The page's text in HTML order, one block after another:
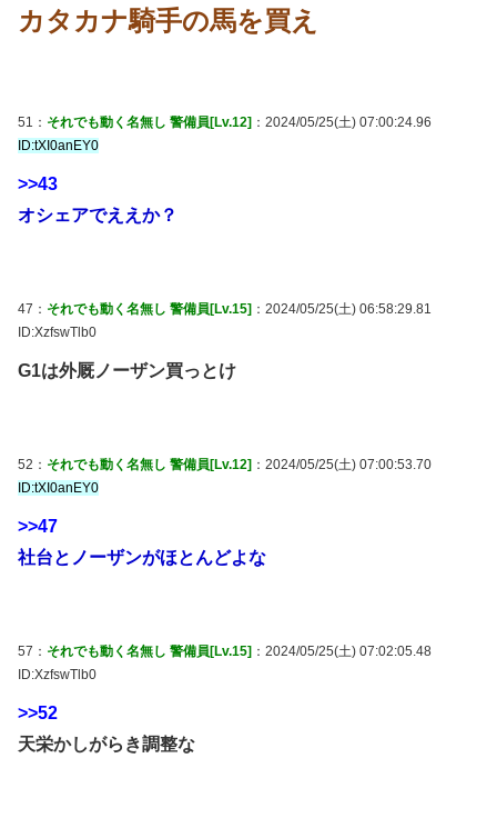
カタカナ騎手の馬を買え
51： それでも動く名無し 警備員[Lv.12] ：2024/05/25(土) 07:00:24.96
ID:tXI0anEY0
>>43
オシェアでええか？
47： それでも動く名無し 警備員[Lv.15] ：2024/05/25(土) 06:58:29.81
ID:XzfswTlb0
G1は外厩ノーザン買っとけ
52： それでも動く名無し 警備員[Lv.12] ：2024/05/25(土) 07:00:53.70
ID:tXI0anEY0
>>47
社台とノーザンがほとんどよな
57： それでも動く名無し 警備員[Lv.15] ：2024/05/25(土) 07:02:05.48
ID:XzfswTlb0
>>52
天栄かしがらき調整な